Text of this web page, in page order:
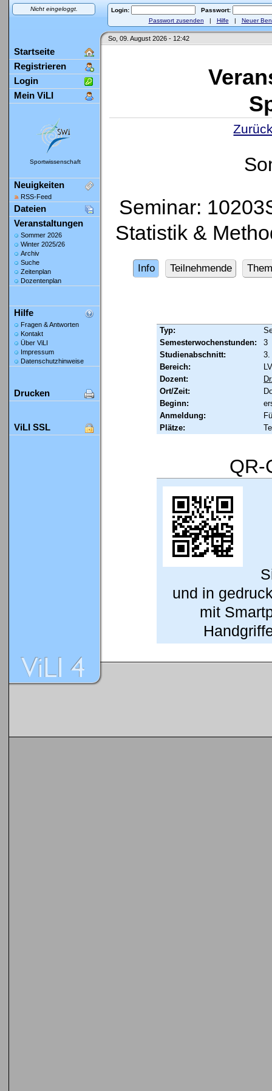
Nicht eingeloggt. Login:
Passwort:
Passwort zusenden | Hilfe | Neuer
So, 09. August 2026 - 12:42
Startseite
Registrieren
Login
Mein ViLI
Sportwissenschaft
Neuigkeiten
RSS-Feed
Dateien
Veranstaltungen
Sommer 2026
Winter 2025/26
Archiv
Suche
Zeitenplan
Dozentenplan
Hilfe
Fragen & Antworten
Kontakt
Über ViLI
Impressum
Datenschutzhinweise
Drucken
ViLI SSL
Seminar:
Statistik &
Info Teilnehmende
Typ:
Semesterwochenstunden:
3
Studienabschnitt:
3.
Bereich:
Dozent:
Ort/Zeit:
Beginn:
Anmeldung:
Plätze:
QR-
und in
mit